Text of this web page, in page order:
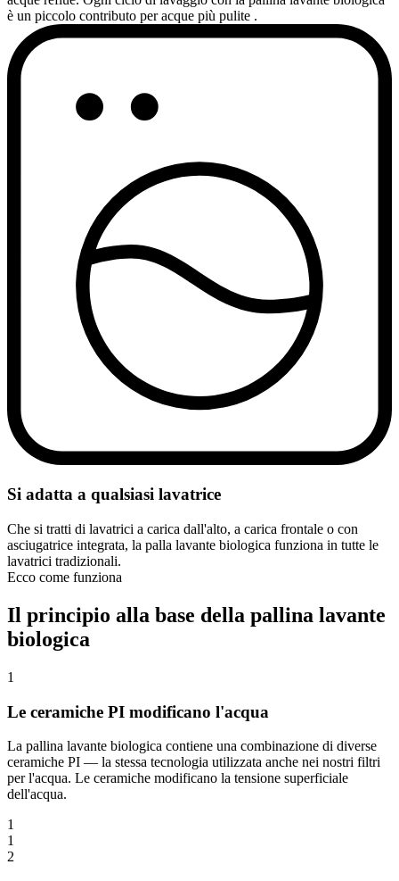
è un piccolo contributo per acque più pulite .
Si adatta a qualsiasi lavatrice
Che si tratti di lavatrici a carica dall'alto, a carica frontale o con
asciugatrice integrata, la palla lavante biologica funziona in tutte le
lavatrici tradizionali.
Ecco come funziona
Il principio alla base della pallina lavante
biologica
1
Le ceramiche PI modificano l'acqua
La pallina lavante biologica contiene una combinazione di diverse
ceramiche PI — la stessa tecnologia utilizzata anche nei nostri filtri
per l'acqua. Le ceramiche modificano la tensione superficiale
dell'acqua.
1
1
2